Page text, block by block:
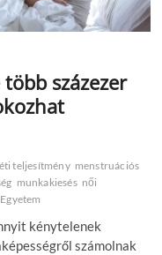
százezer
teljesítmény menstruációs
munkakiesés női
kénytelenek
számolnak